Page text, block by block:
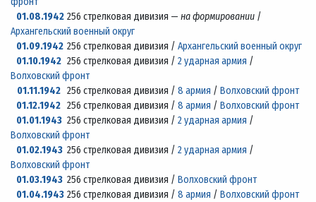
01.08.1942256 стрелковая дивизия —на формировании /
Архангельский военный округ
01.09.1942256 стрелковая дивизия /Архангельский военный округ
01.10.1942256 стрелковая дивизия /2 ударная армия /
Волховский фронт
01.11.1942 256 стрелковая дивизия /8 армия /Волховский фронт
01.12.1942 256 стрелковая дивизия /8 армия /Волховский фронт
01.01.1943256 стрелковая дивизия /2 ударная армия /
Волховский фронт
01.02.1943256 стрелковая дивизия /2 ударная армия /
Волховский фронт
01.03.1943256 стрелковая дивизия /Волховский фронт
01.04.1943256 стрелковая дивизия /8 армия /Волховский фронт